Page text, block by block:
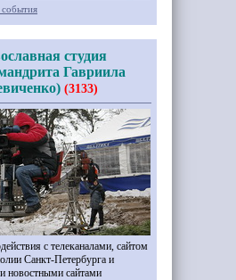
студия
Гавриила
(3133)
с телеканалами, сайтом
Санкт-Петербурга и
новостными сайтами